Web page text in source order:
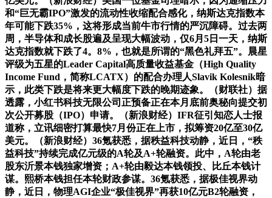
和“巨无霸IPO”激发的流动性收缩配合感化，纳斯达克指数本
年可能下跌35%，这将形成当前牛市行情的严沉障碍。过去两
周，半导体和成长股遍及呈现大幅波动，仅6月5日一天，纳斯
达克指数就下跌了4。8%，也就是所谓的“黑色礼拜五”。晨星
评级为五星的Leader Capital高质量收益基金（High Quality
Income Fund，简称LCATX）的配合办理人Slavik Kolesnik暗
示，此类下跌是将来更大幅度下跌的晚期迹象。（财联社）据
透露，小红书科技无限公司正预备正在本月底前奥秘向提交初
次公开募股（IPO）申请。（新浪财经）IFR征引知恋人士报
道称，立讯细密打算最快7月份正在上市，拟筹资20亿至30亿
美元。（新浪财经）36氪获悉，据秩益科技动静，近日，“秩
益科技”持续完成亿元级的A轮及A+轮融资。此中，A轮由老
股东沂景本钱独家增资；A+轮由毅达本钱领投、比丘本钱计
谋。熙桥本钱担任本轮财政参谋。36氪获悉，据极佳视界动
静，近日，物理AGI企业“极佳视界”再获10亿元B2轮融资，